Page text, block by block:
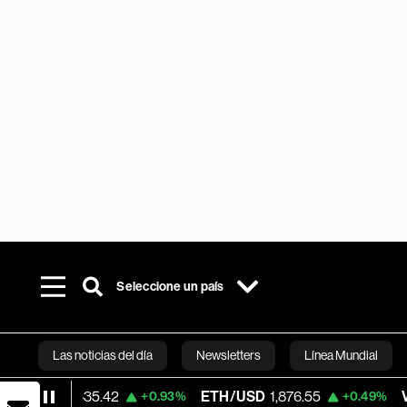
Seleccione un país
Las noticias del día Newsletters Línea Mundial
Bloomberg
+0.93% ETH/USD 1,876.55 +0.49% Visa 370.73